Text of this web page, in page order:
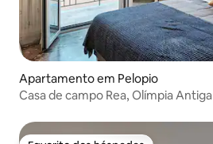
Apartamento em Pelopio
Casa de campo Rea, Olímpia Antiga